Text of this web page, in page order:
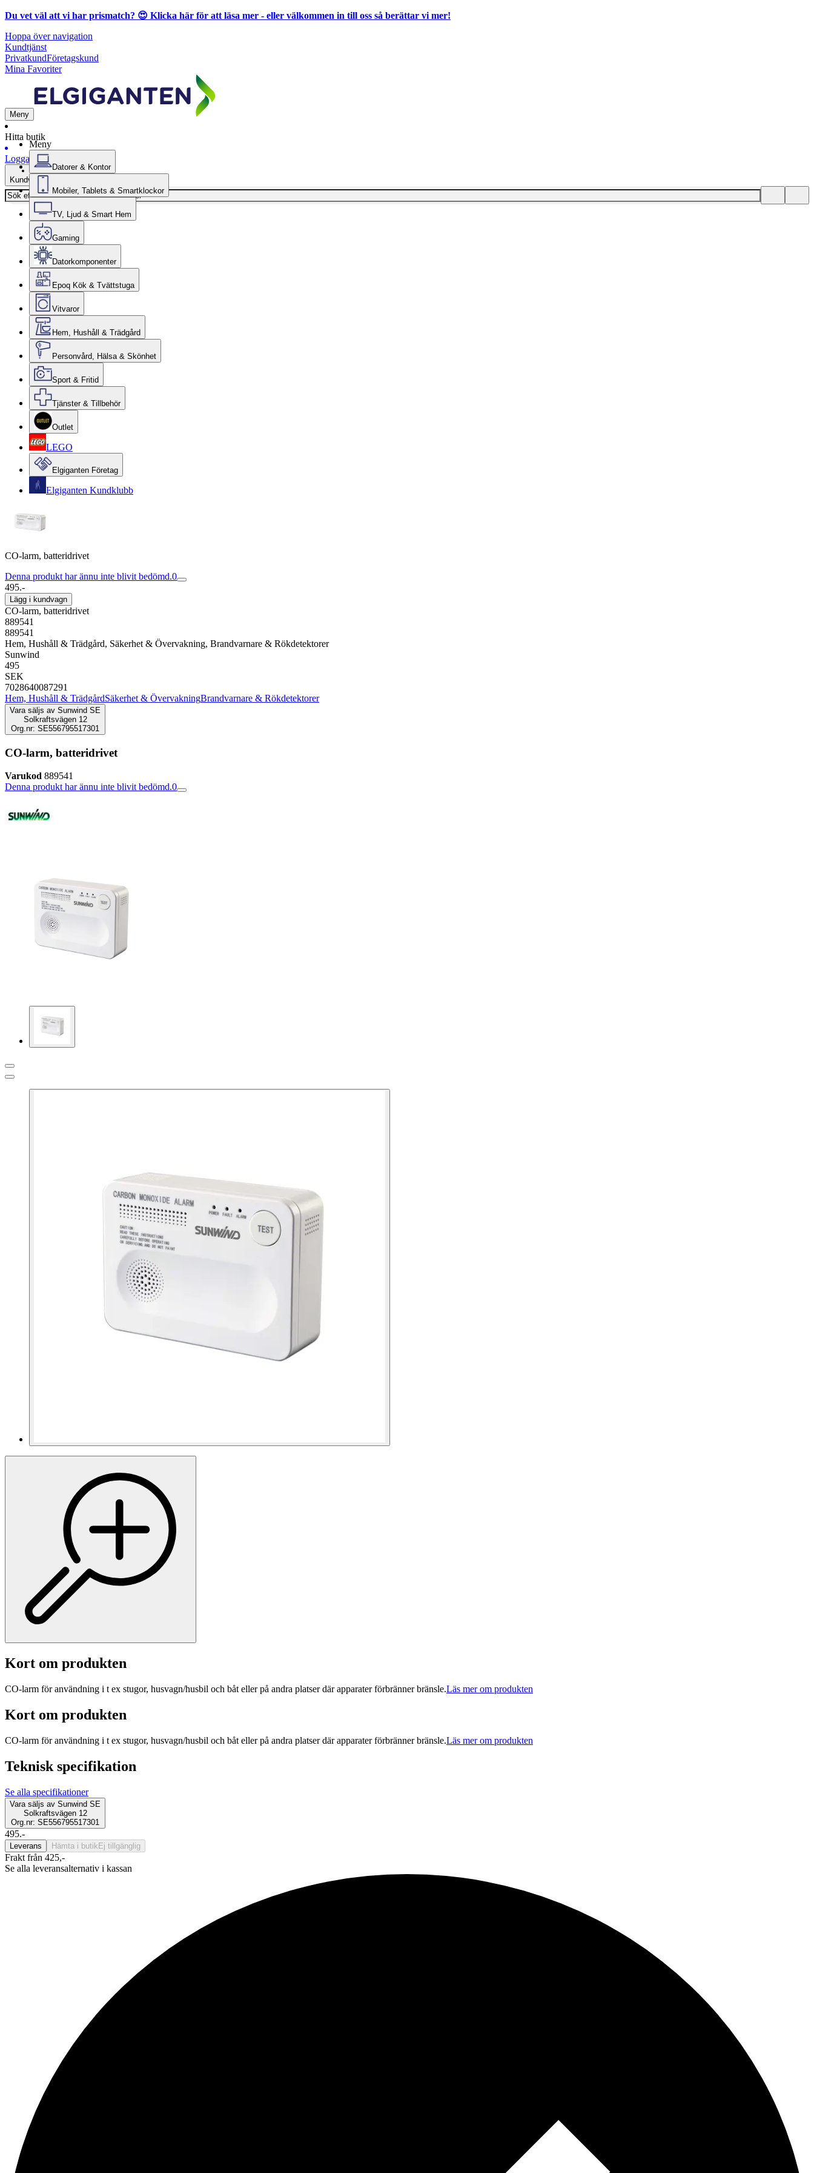
Du vet väl att vi har prismatch? 😍 Klicka här för att läsa mer - eller välkommen in till oss så berättar vi mer!
Hoppa över navigation
Kundtjänst
PrivatkundFöretagskund
Mina Favoriter
Meny
Hitta butik
Logga in
Kundvagn
Meny
Datorer & Kontor
Mobiler, Tablets & Smartklockor
TV, Ljud & Smart Hem
Gaming
Datorkomponenter
Epoq Kök & Tvättstuga
Vitvaror
Hem, Hushåll & Trädgård
Personvård, Hälsa & Skönhet
Sport & Fritid
Tjänster & Tillbehör
Outlet
LEGO
Elgiganten Företag
Elgiganten Kundklubb
CO-larm, batteridrivet
Denna produkt har ännu inte blivit bedömd.0
495.-
Lägg i kundvagn
CO-larm, batteridrivet
889541
889541
Hem, Hushåll & Trädgård, Säkerhet & Övervakning, Brandvarnare & Rökdetektorer
Sunwind
495
SEK
7028640087291
Hem, Hushåll & TrädgårdSäkerhet & ÖvervakningBrandvarnare & Rökdetektorer
Vara säljs av Sunwind SE
Solkraftsvägen 12
Org.nr: SE556795517301
CO-larm, batteridrivet
Varukod 889541
Denna produkt har ännu inte blivit bedömd.0
Kort om produkten
CO-larm för användning i t ex stugor, husvagn/husbil och båt eller på andra platser där apparater förbränner bränsle.Läs mer om produkten
Kort om produkten
CO-larm för användning i t ex stugor, husvagn/husbil och båt eller på andra platser där apparater förbränner bränsle.Läs mer om produkten
Teknisk specifikation
Se alla specifikationer
Vara säljs av Sunwind SE
Solkraftsvägen 12
Org.nr: SE556795517301
495.-
Leverans Hämta i butik Ej tillgänglig
Frakt från 425,-
Se alla leveransalternativ i kassan